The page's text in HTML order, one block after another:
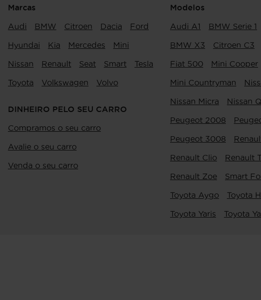
Marcas
Audi BMW Citroen Dacia Ford
Hyundai Kia Mercedes Mini
Nissan Renault Seat Smart Tesla
Toyota Volkswagen Volvo
DINHEIRO PELO SEU CARRO
Compramos o seu carro
Avalie o seu carro
Venda o seu carro
Modelos
Audi A1 BMW Serie 1
BMW X3 Citroen C3
Fiat 500 Mini Cooper
Mini Countryman
Nissan Micra Nissan
Peugeot 2008
Peugeot 3008
Renault Clio Renault
Renault Zoe Smart
Toyota Aygo Toyota
Toyota Yaris Toyota